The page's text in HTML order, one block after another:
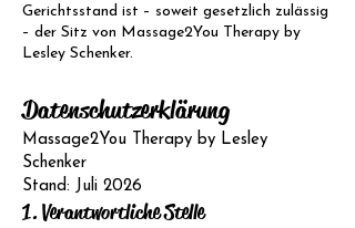
Gerichtsstand ist – soweit gesetzlich zulässig
– der Sitz von Massage2You Therapy by
Lesley Schenker.
Datenschutzerklärung
Massage2You Therapy by Lesley
Schenker
Stand: Juli 2026
1. Verantwortliche Stelle